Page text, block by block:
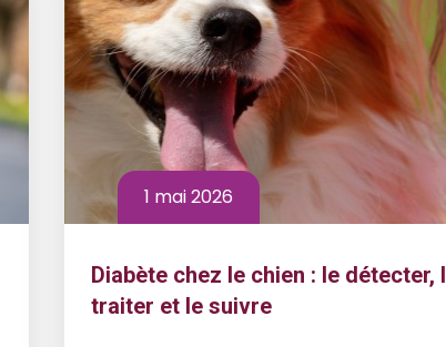
1 mai 2026
Diabète chez le chien : le détecter,
traiter et le suivre